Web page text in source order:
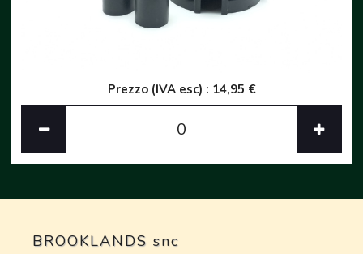
Prezzo (IVA esc) : 14,95 €
BROOKLANDS snc